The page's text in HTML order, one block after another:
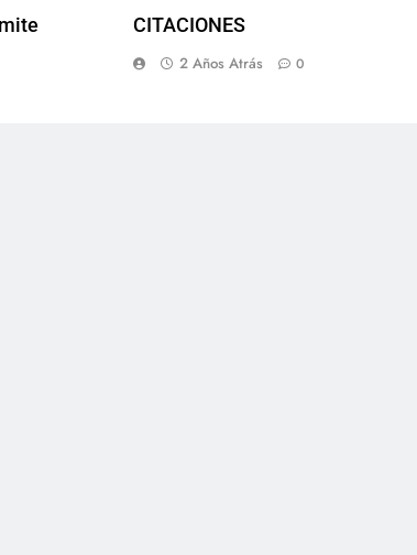
CITACIONES
2 Años Atrás 0